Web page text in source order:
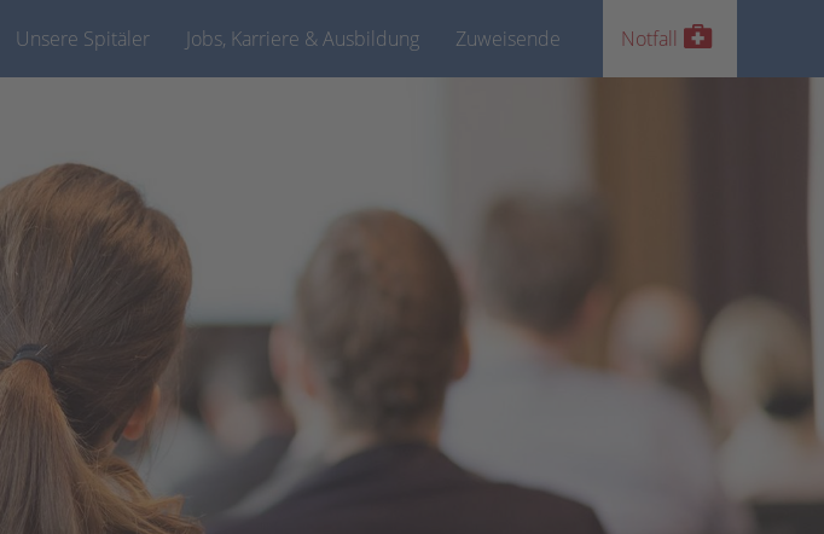
Unsere Spitäler Jobs, Karriere & Ausbildung Zuweisende Notfall